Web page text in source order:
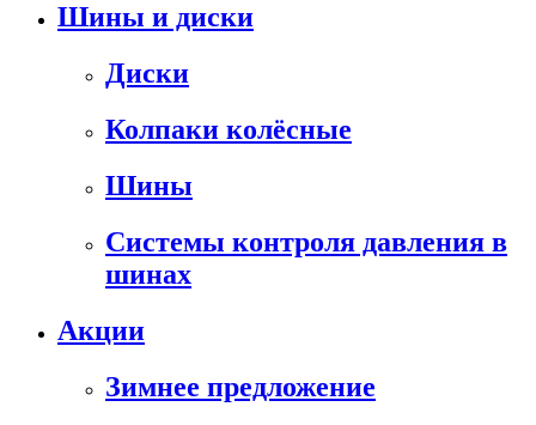
Шины и диски
Диски
Колпаки колёсные
Шины
Системы контроля давления в
шинах
Акции
Зимнее предложение